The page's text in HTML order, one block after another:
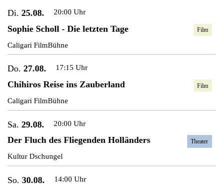
Di. 25.08. 20:00 Uhr
Sophie Scholl - Die letzten Tage
Caligari FilmBühne
Film
Do. 27.08. 17:15 Uhr
Chihiros Reise ins Zauberland
Caligari FilmBühne
Film
Sa. 29.08. 20:00 Uhr
Der Fluch des Fliegenden Holländers
Kultur Dschungel
Theater
So. 30.08. 14:00 Uhr